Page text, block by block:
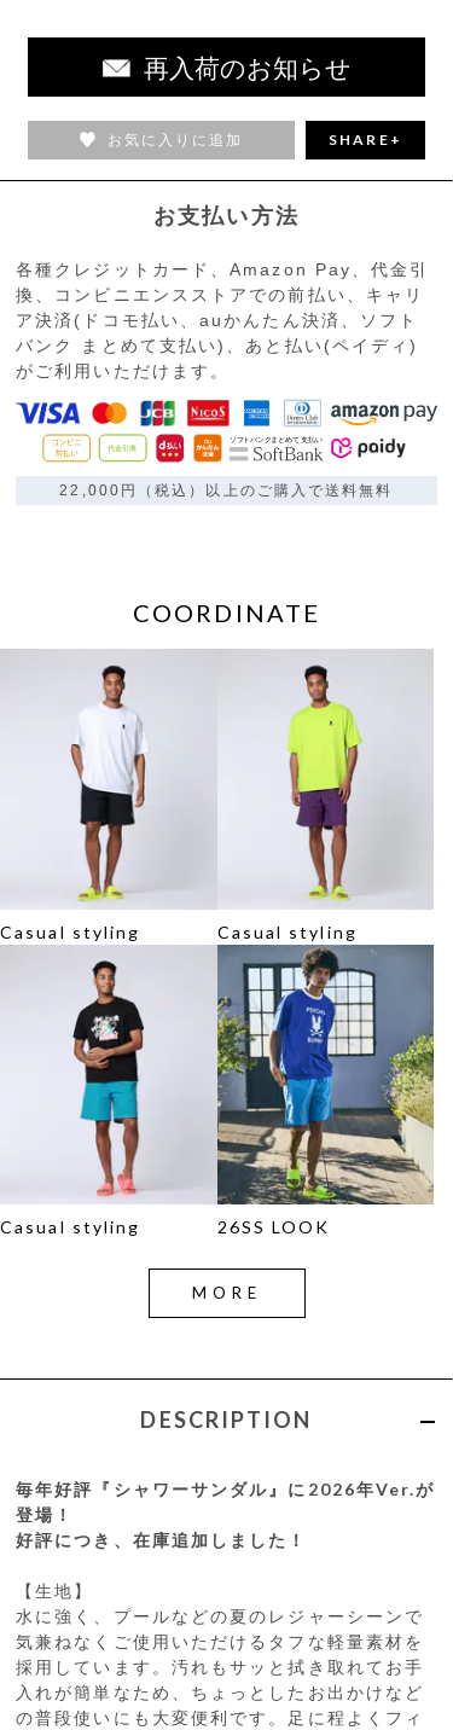
再入荷のお知らせ
お気に入りに追加 SHARE+
お支払い方法
各種クレジットカード、Amazon Pay、代金引
換、コンビニエンスストアでの前払い、キャリ
ア決済(ドコモ払い、auかんたん決済、ソフト
バンク まとめて支払い)、あと払い(ペイディ)
がご利用いただけます。
22,000円（税込）以上のご購入で送料無料
COORDINATE
Casual styling Casual styling
Casual styling 26SS LOOK
MORE
DESCRIPTION
毎年好評『シャワーサンダル』に2026年Ver.が
登場！
好評につき、在庫追加しました！
【生地】
水に強く、プールなどの夏のレジャーシーンで
気兼ねなくご使用いただけるタフな軽量素材を
採用しています。汚れもサッと拭き取れてお手
入れが簡単なため、ちょっとしたお出かけなど
の普段使いにも大変便利です。足に程よくフィ